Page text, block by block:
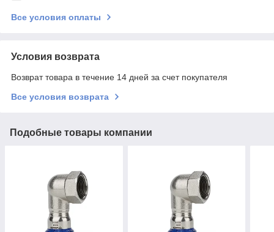
Все условия оплаты
Условия возврата
Возврат товара в течение 14 дней за счет покупателя
Все условия возврата
Подобные товары компании